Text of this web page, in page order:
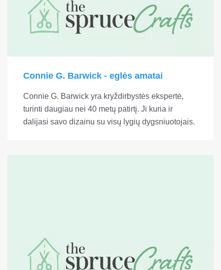
Connie G. Barwick - eglės amatai
Connie G. Barwick yra kryždirbystės ekspertė,
turinti daugiau nei 40 metų patirtį. Ji kuria ir
dalijasi savo dizainu su visų lygių dygsniuotojais.